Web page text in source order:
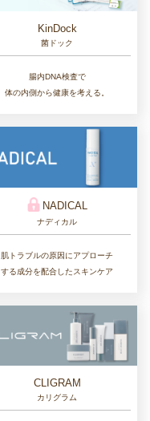
KinDock
菌ドック
腸内DNA検査で
体の内側から健康を考える。
NADICAL
ナディカル
肌トラブルの原因にアプローチ
する成分を配合したスキンケア
CLIGRAM
カリグラム